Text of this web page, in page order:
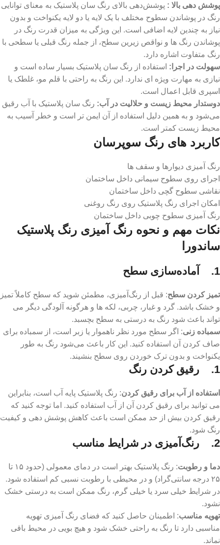
پوشش‌ دهی بالا : پوشش‌دهی بالای رنگ سان پلاستیک به معنای توانایی
رنگ در پوشاندن سطوح مختلف با یک لایه یا دو لایه یکنواخت و بدون
نیاز به چندین لایه اضافی است. این ویژگی به میزان قدرت رنگ در
پوشاندن رنگ ‌ها و نواقص زیرین سطح، از جمله رنگ قبلی یا سطحی با
رنگ متفاوت اشاره دارد.
سهولت در اجرا: استفاده از رنگ سان پلاستیک بسیار ساده است و
نیازی به مهارت ویژه‌ ای ندارد. این رنگ‌ به راحتی با قلم ‌مو، غلطک یا
اسپری قابل اعمال است.
دوستدار محیط زیست و حلالیت در آب: رنگ‌ سان پلاستیک با آب رقیق
می‌شود و به همین دلیل استفاده از آن‌ ایمن‌ تر است و خطر آسیب به
محیط زیست کمتر است.
کاربرد های رنگ سوپرسان
رنگ آمیزی دیوارها و سقف ‌ها
اجرای روی سطوح سیمانی داخل ساختمان
نقاشی سطوح گچی داخل ساختمان
امکان اجرای رنگ پلاستیک روی رنگ روغنی
رنگ آمیزی سطوح چوبی داخل ساختمان
نکات مهم و نحوه رنگ آمیزی رنگ پلاستیک
ساندورا
1. آماده‌سازی سطح
تمیز کردن سطح: قبل از رنگ‌آمیزی، مطمئن شوید که سطح کاملاً تمیز
و خشک باشد. گرد و غبار، چربی، لکه‌ ها و هرگونه آلودگی دیگر می‌
تواند باعث شود رنگ به درستی به سطح بچسبد.
سمباده ‌زنی: اگر سطح مورد نظر ناهموار یا زبر است، از سمباده برای
صاف کردن آن استفاده کنید. این کار باعث می‌شود رنگ به طور
یکنواخت و بدون ترک خوردن روی سطح بنشیند.
1. رقیق کردن رنگ
استفاده از آب برای رقیق کردن: رنگ پلاستیک پایه آب است، بنابراین
می‌ توانید برای رقیق کردن آن از آب استفاده کنید. اما توجه کنید که
رقیق کردن بیش از حد ممکن است باعث کاهش پوشش‌ دهی و کیفیت
رنگ شود.
2. رنگ‌آمیزی در شرایط مناسب
دما و رطوبت
: رنگ پلاستیک بهتر است در دمای معمولی (حدود ۱۵ تا
۲۵ درجه سانتی‌گراد) و در محیطی با رطوبت نسبی کم استفاده شود.
در شرایط خیلی سرد یا خیلی گرم، رنگ ممکن است به درستی خشک
نشود.
تهویه مناسب: اطمینان حاصل کنید که فضای رنگ ‌آمیزی تهویه
مناسبی دارد تا رنگ به راحتی خشک شود و هیچ بویی در محیط باقی
نماند.